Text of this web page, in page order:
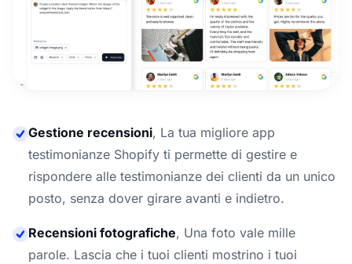
Gestione recensioni, La tua migliore app
testimonianze Shopify ti permette di gestire e
rispondere alle testimonianze dei clienti da un unico
posto, senza dover girare avanti e indietro.
Recensioni fotografiche, Una foto vale mille
parole. Lascia che i tuoi clienti mostrino i tuoi